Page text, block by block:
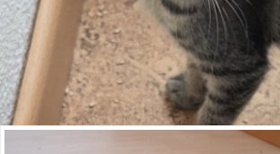
Geschlecht: männlich, unkastriert
Gesundheit:Gechipt,geimpft,gesund Charakter &
Verhalten: [...]
ansehen